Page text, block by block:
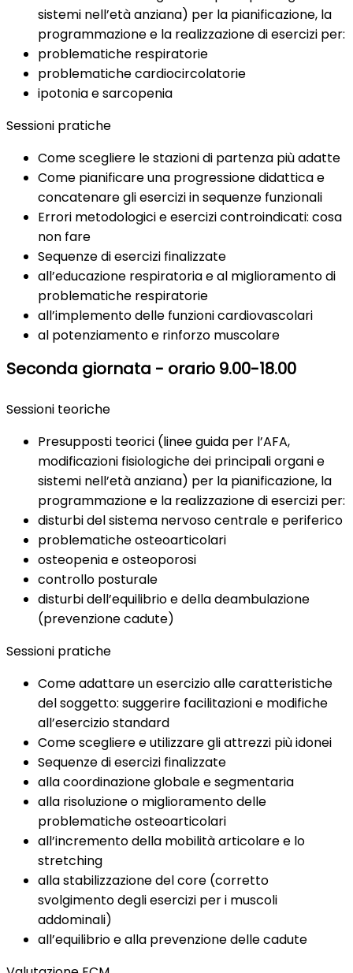
sistemi nell’età anziana) per la pianificazione, la
programmazione e la realizzazione di esercizi per:
problematiche respiratorie
problematiche cardiocircolatorie
ipotonia e sarcopenia
Sessioni pratiche
Come scegliere le stazioni di partenza più adatte
Come pianificare una progressione didattica e
concatenare gli esercizi in sequenze funzionali
Errori metodologici e esercizi controindicati: cosa
non fare
Sequenze di esercizi finalizzate
all’educazione respiratoria e al miglioramento di
problematiche respiratorie
all’implemento delle funzioni cardiovascolari
al potenziamento e rinforzo muscolare
Seconda giornata - orario 9.00-18.00
Sessioni teoriche
Presupposti teorici (linee guida per l’AFA,
modificazioni fisiologiche dei principali organi e
sistemi nell’età anziana) per la pianificazione, la
programmazione e la realizzazione di esercizi per:
disturbi del sistema nervoso centrale e periferico
problematiche osteoarticolari
osteopenia e osteoporosi
controllo posturale
disturbi dell’equilibrio e della deambulazione
(prevenzione cadute)
Sessioni pratiche
Come adattare un esercizio alle caratteristiche
del soggetto: suggerire facilitazioni e modifiche
all’esercizio standard
Come scegliere e utilizzare gli attrezzi più idonei
Sequenze di esercizi finalizzate
alla coordinazione globale e segmentaria
alla risoluzione o miglioramento delle
problematiche osteoarticolari
all’incremento della mobilità articolare e lo
stretching
alla stabilizzazione del core (corretto
svolgimento degli esercizi per i muscoli
addominali)
all’equilibrio e alla prevenzione delle cadute